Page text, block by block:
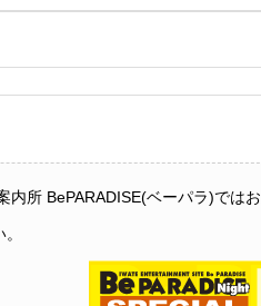
所 BePARADISE(ベーパラ)で